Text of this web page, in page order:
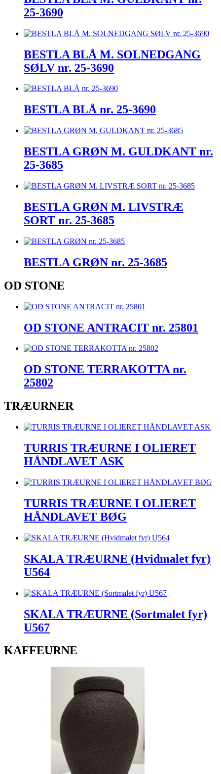
25-3690
BESTLA BLÅ M. SOLNEDGANG
SØLV nr. 25-3690
BESTLA BLÅ nr. 25-3690
BESTLA GRØN M. GULDKANT nr.
25-3685
BESTLA GRØN M. LIVSTRÆ
SORT nr. 25-3685
BESTLA GRØN nr. 25-3685
OD STONE
OD STONE ANTRACIT nr. 25801
OD STONE TERRAKOTTA nr.
25802
TRÆURNER
TURRIS TRÆURNE I OLIERET
HÅNDLAVET ASK
TURRIS TRÆURNE I OLIERET
HÅNDLAVET BØG
SKALA TRÆURNE (Hvidmalet fyr)
U564
SKALA TRÆURNE (Sortmalet fyr)
U567
KAFFEURNE